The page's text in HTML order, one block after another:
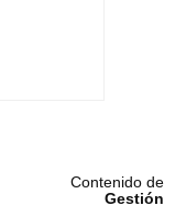
Contenido de
Gestión